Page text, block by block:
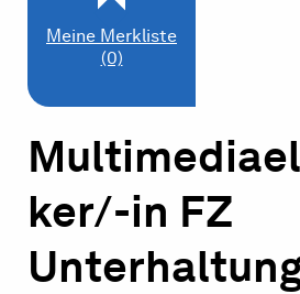
Meine Merkliste
(0)
ker/-in FZ